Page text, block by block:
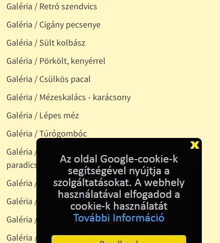
Galéria / Retró szendvics
Galéria / Cigány pecsenye
Galéria / Sült kolbász
Galéria / Pörkölt, kenyérrel
Galéria / Csülkös pacal
Galéria / Mézeskalács - karácsony
Galéria / Lépes méz
Galéria / Túrógombóc
Galéria / Zsíroskenyér: kovászos kenyér, kacsazsír,
paradicsom, lilahagyma
Galéria / Gyümölcstál
Galéria / Húsleves
Galéria / Rántott sertésszelez, tavaszi rizs
Galéria / Káposztasaláta